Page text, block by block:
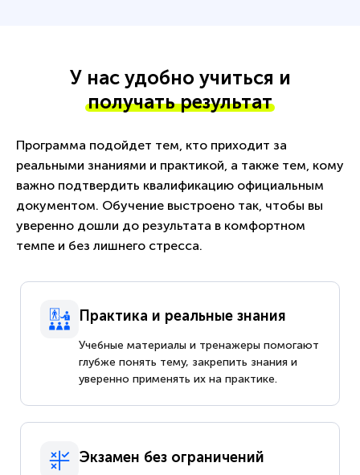
У нас удобно учиться и
получать результат
Программа подойдет тем, кто приходит за
реальными знаниями и практикой, а также тем, кому
важно подтвердить квалификацию официальным
документом. Обучение выстроено так, чтобы вы
уверенно дошли до результата в комфортном
темпе и без лишнего стресса.
Практика и реальные знания
Учебные материалы и тренажеры помогают
глубже понять тему, закрепить знания и
уверенно применять их на практике.
Экзамен без ограничений